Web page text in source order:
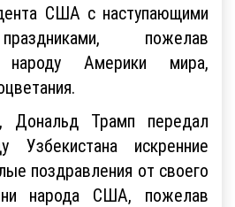
США с наступающими
пожелав
народу Америки мира,
Дональд Трамп передал
Узбекистана искренние
поздравления от своего
народа США, пожелав